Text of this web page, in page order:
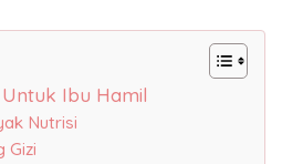
Ibu Hamil
Nutrisi
Gizi